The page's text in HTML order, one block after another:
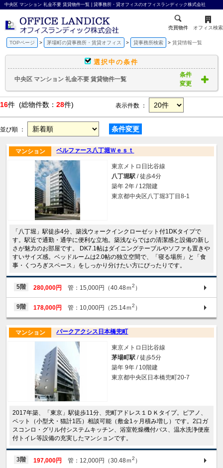
中央区 マンション 礼金不要 賃貸物件一覧 | 貸事務所・貸オフィスのオフィスランディック株式会社
売買物件 オフィス検索
TOPページ 茅場町の貸事務所・賃貸オフィス 貸事務所検索 賃貸情報一覧
選択中の条件
中央区 マンション 礼金不要 賃貸物件一覧
条件
変更
16件 (総物件数： 28件) 表示件数 ：
並び順 ： 条件変更
ベルファース八丁堀Ｗｅｓｔ
マンション
東京メトロ日比谷線
八丁堀駅 / 徒歩4分
築年 2年 / 12階建
東京都中央区八丁堀3丁目8-1
「八丁堀」駅徒歩4分、築浅ウォークインクローゼット付1DKタイプで
す。駅近で通勤・通学に便利な立地。築浅ならではの清潔感と設備の新し
さが魅力のお部屋です。 DK7.1帖はダイニングテーブルやソファも置きや
すいサイズ感。ベッドルームは2.0帖の独立空間で、「寝る場所」と「食
事・くつろぎスペース」をしっかり分けたい方にぴったりです。
5階 280,000円 管：15,000円（40.48ｍ2 ）
9階 178,000円 管：10,000円（25.14ｍ2 ）
パークアクシス日本橋兜町
マンション
東京メトロ日比谷線
茅場町駅 / 徒歩5分
築年 9年 / 10階建
東京都中央区日本橋兜町20-7
2017年築、「東京」駅徒歩11分、兜町アドレス１ＤＫタイプ。ピアノ、
ペット（小型犬・猫計1匹）相談可能（敷金1ヶ月積み増し）です。2口ガ
スコンロ・グリル付システムキッチン、浴室乾燥機付バス、温水洗浄便座
付トイレ等設備の充実したマンションです。
3階 197,000円 管：12,000円（30.48ｍ2 ）